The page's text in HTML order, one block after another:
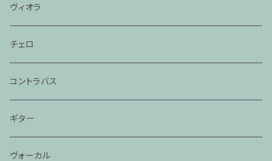
ヴィオラ
チェロ
コントラバス
ギター
ヴォーカル